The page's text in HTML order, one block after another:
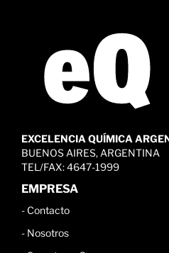
EXCELENCIA QUÍMICA
BUENOS AIRES, ARGENTINA
TEL/FAX: 4647-1999
EMPRESA
- Contacto
- Nosotros